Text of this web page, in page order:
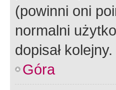
(powinni oni
normalni
dopisał kolejny.
Góra